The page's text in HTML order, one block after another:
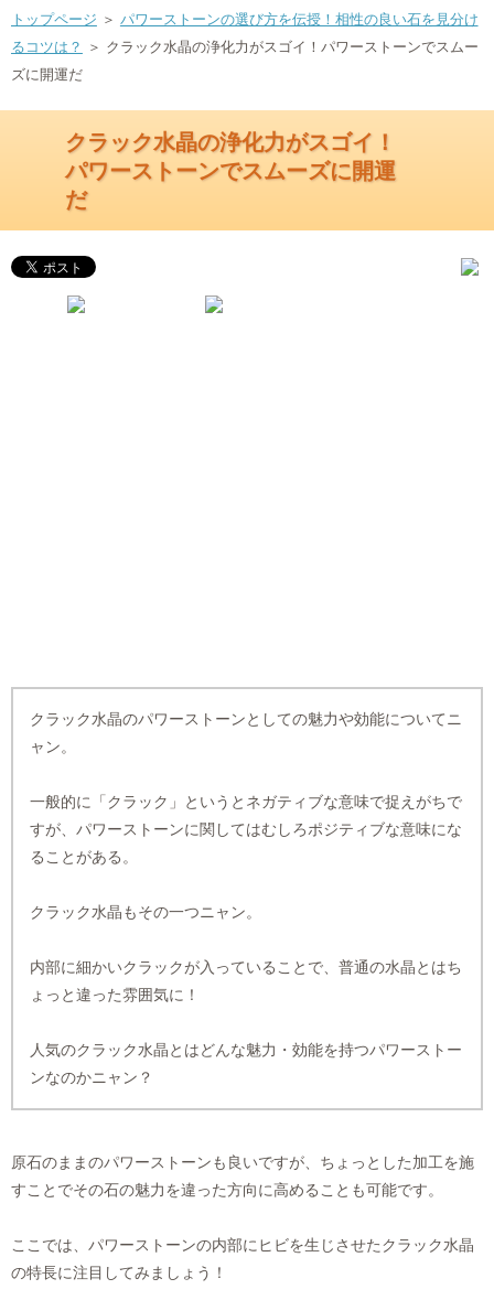
トップページ ＞ パワーストーンの選び方を伝授！相性の良い石を見分け
るコツは？
＞ クラック水晶の浄化力がスゴイ！パワーストーンでスムー
ズに開運だ
クラック水晶の浄化力がスゴイ！
パワーストーンでスムーズに開運
だ
クラック水晶のパワーストーンとしての魅力や効能についてニ
ャン。
一般的に「クラック」というとネガティブな意味で捉えがちで
すが、パワーストーンに関してはむしろポジティブな意味にな
ることがある。
クラック水晶もその一つニャン。
内部に細かいクラックが入っていることで、普通の水晶とはち
ょっと違った雰囲気に！
人気のクラック水晶とはどんな魅力・効能を持つパワーストー
ンなのかニャン？
原石のままのパワーストーンも良いですが、ちょっとした加工を施
すことでその石の魅力を違った方向に高めることも可能です。
ここでは、パワーストーンの内部にヒビを生じさせたクラック水晶
の特長に注目してみましょう！